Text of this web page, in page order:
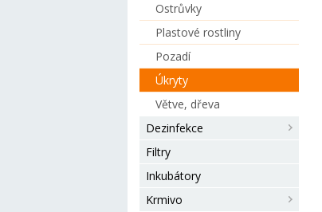
Ostrůvky
Plastové rostliny
Pozadí
Úkryty
Větve, dřeva
Dezinfekce
Filtry
Inkubátory
Krmivo